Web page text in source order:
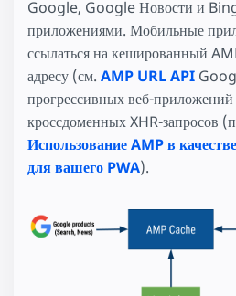
Google, Google Новости и
приложениями. Мобильные
ссылаться на кешированный
адресу (см. AMP URL API
прогрессивных веб-
кроссдоменных XHR-запросов
Использование AMP в
для вашего PWA).